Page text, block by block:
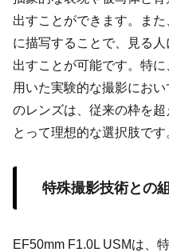
出すことができます。ま
に描写することで、見る
出すことが可能です。特
用いた実験的な撮影にお
のレンズは、従来の枠を
とって理想的な選択肢です
特殊撮影技術との
EF50mm F1.0L USMは、